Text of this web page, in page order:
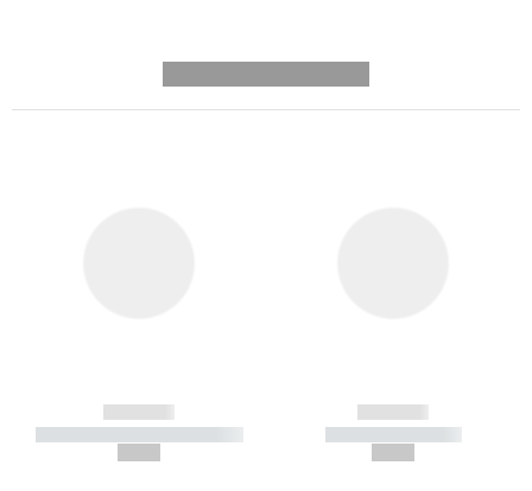
------------
----------- ----------- -----------
------------
----------- -----------